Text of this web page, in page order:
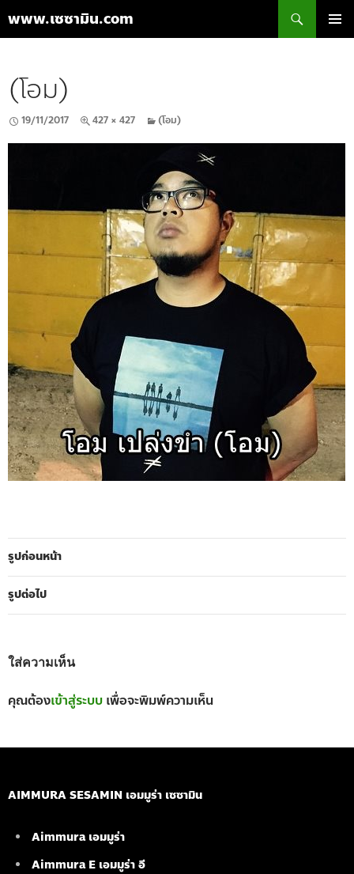
www.เซซามิน.com
เนื้อหา
(โอม)
19/11/2017 427 × 427 (โอม)
รูปก่อนหน้า
รูปต่อไป
ใส่ความเห็น
คุณต้องเข้าสู่ระบบ เพื่อจะพิมพ์ความเห็น
AIMMURA SESAMIN เอมมูร่า เซซามิน
Aimmura เอมมูร่า
Aimmura E เอมมูร่า อี